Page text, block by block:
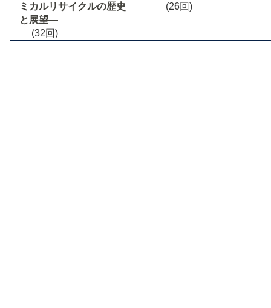
ミカルリサイクルの歴史
と展望―
(32回)
(26回)